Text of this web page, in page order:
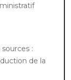
:
de la